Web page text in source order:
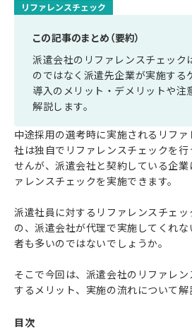
リファレンスチェック
この記事のまとめ（要約）
派遣会社のリファレンスチェック
のではなく派遣先企業が実施する
導入のメリット・デメリットや注
解説します。
中途採用の選考時に実施されるリフ
社は独自でリファレンスチェックを
せんが、派遣会社と契約している企
ァレンスチェックを実施できます。
派遣社員に対するリファレンスチェ
の、派遣会社が代理で実施してくれ
者も多いのではないでしょうか。
そこで今回は、派遣会社のリファレ
するメリット、実施の流れについて解
目次